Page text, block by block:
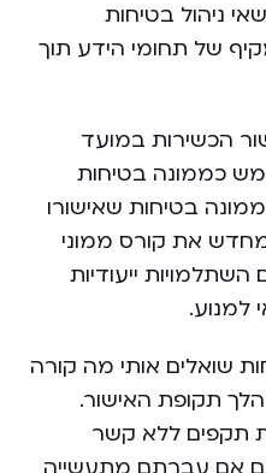
ניהול בטיחות
של תחומי הידע תוך
הכשירות במועד
כממונה בטיחות
בטיחות שאישורו
את קורס ממוני
ייעודיות
למנוע.
שואלים אותי מה קורה
תקופת האישור.
תקפים ללא קשר